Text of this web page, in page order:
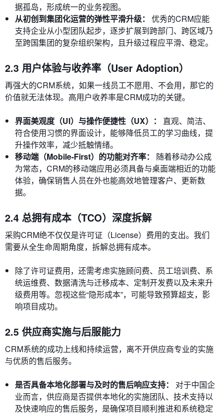
据孤岛，形成统一的业务视图。
从初创到集团化运营的弹性平滑升级：
优秀的CRM应能
支持企业从小型团队起步，逐步扩展到跨部门、跨区域乃
至跨国集团的复杂组织架构，且升级过程应平滑、稳定。
2.3 用户体验与收养率（User Adoption）
再强大的CRM系统，如果一线员工不愿用、不会用，那它的
价值就无法体现。高用户收养率是CRM成功的关键。
界面美观度（UI）与操作便捷性（UX）：
直观、简洁、
符合使用习惯的界面设计，能够降低员工的学习曲线，提
升操作效率，减少抵触情绪。
移动端（Mobile-First）的功能对齐率：
随着移动办公成
为常态，CRM的移动端应用必须具备与桌面端相近的功能
体验，确保销售人员在外也能高效地管理客户、更新数
据。
2.4 总拥有成本（TCO）深度拆解
采购CRM绝不仅仅是许可证（License）费用的支出。我们
需要从全生命周期角度，拆解总拥有成本。
除了许可证费用，还需考虑实施顾问费、员工培训费、系
统运维费、数据清洗与迁移成本、定制开发费以及未来升
级费用等。忽视这些“隐形成本”，可能导致预算超支，影
响项目成功。
2.5 供应商实施与后服能力
CRM系统的成功上线和持续运营，离不开供应商专业的实施
与优质的售后服务。
是否具备本地化部署与及时的售后响应支持：
对于中国企
业而言，供应商是否提供本地化的实施团队、技术支持以
及快速响应的售后服务，是确保项目顺利推进和系统稳定